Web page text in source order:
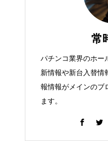
常
パチンコ業界のホー
新情報や新台入替情
報情報がメインのブ
ます。